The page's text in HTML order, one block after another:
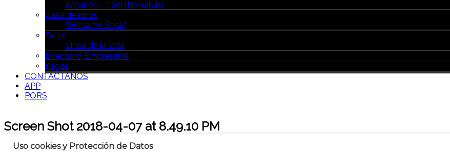
Amazon – Feel the nature
Casa de niños
Welcome Back!
Taller
Línea de la vida
Directorio Empresarial
Pagos
CONTÁCTANOS
APP
PQRS
Screen Shot 2018-04-07 at 8.49.10 PM
Uso cookies y Protección de Datos